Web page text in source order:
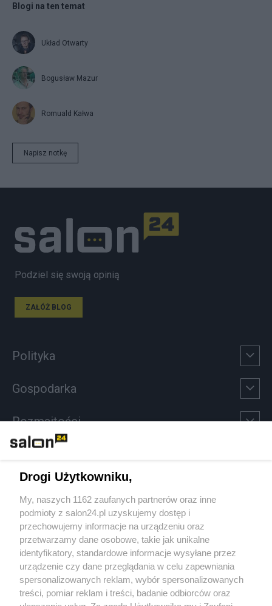
Blogi na ten temat
Układ Otwarty
Bogusław Mazur
Romuald Kałwa
Napisz notkę
Podziel się swoją opinią
ZAŁÓŻ BLOG
Polityka
Gospodarka
Rozmaitości
Sport
Społeczeństwo
Kultura
Drogi Użytkowniku,
My, naszych 1162 zaufanych partnerów oraz inne
podmioty z salon24.pl uzyskujemy dostęp i
przechowujemy informacje na urządzeniu oraz
przetwarzamy dane osobowe, takie jak unikalne
identyfikatory, standardowe informacje wysyłane przez
urządzenie czy dane przeglądania w celu zapewniania
spersonalizowanych reklam, wybór spersonalizowanych
treści, pomiar reklam i treści, badanie odbiorców oraz